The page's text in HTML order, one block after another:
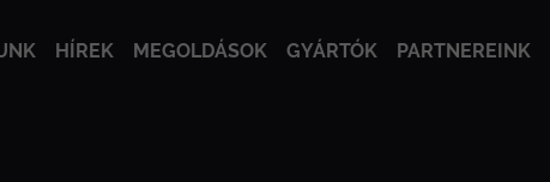
HÍREK MEGOLDÁSOK GYÁRTÓK PARTNEREINK